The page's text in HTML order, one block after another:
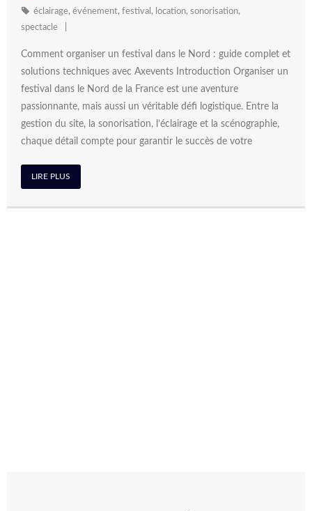
éclairage, événement, festival , location, sonorisation,
spectacle
Comment organiser un festival dans le Nord : guide complet et
solutions techniques avec Axevents Introduction Organiser un
festival dans le Nord de la France est une aventure
passionnante, mais aussi un véritable défi logistique. Entre la
gestion du site, la sonorisation, l’éclairage et la scénographie,
chaque détail compte pour garantir le succès de votre
LIRE PLUS